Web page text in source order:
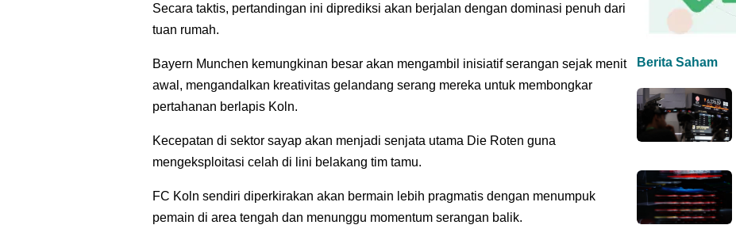
Secara taktis, pertandingan ini diprediksi akan berjalan dengan dominasi penuh dari
tuan rumah.
Bayern Munchen kemungkinan besar akan mengambil inisiatif serangan sejak menit
awal, mengandalkan kreativitas gelandang serang mereka untuk membongkar
pertahanan berlapis Koln.
Kecepatan di sektor sayap akan menjadi senjata utama Die Roten guna
mengeksploitasi celah di lini belakang tim tamu.
FC Koln sendiri diperkirakan akan bermain lebih pragmatis dengan menumpuk
pemain di area tengah dan menunggu momentum serangan balik.
Berita Saham